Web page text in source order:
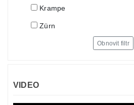
Krampe
Zürn
Obnovit filtr
VIDEO